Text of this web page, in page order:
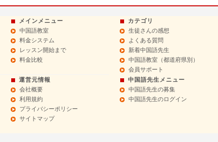
メインメニュー
中国語教室
料金システム
レッスン開始まで
料金比較
カテゴリ
生徒さんの感想
よくある質問
新着中国語先生
中国語教室（都道府県別）
会員サポート
運営元情報
会社概要
利用規約
プライバシーポリシー
サイトマップ
中国語先生メニュー
中国語先生の募集
中国語先生のログイン